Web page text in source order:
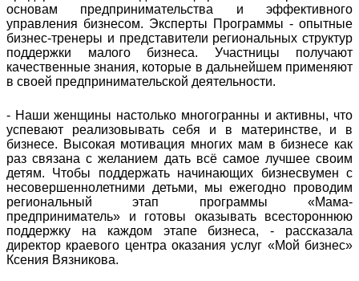
основам предпринимательства и эффективного
управления бизнесом. Эксперты Программы - опытные
бизнес-тренеры и представители региональных структур
поддержки малого бизнеса. Участницы получают
качественные знания, которые в дальнейшем применяют
в своей предпринимательской деятельности.
- Наши женщины настолько многогранны и активны, что
успевают реализовывать себя и в материнстве, и в
бизнесе. Высокая мотивация многих мам в бизнесе как
раз связана с желанием дать всё самое лучшее своим
детям. Чтобы поддержать начинающих бизнесвумен с
несовершеннолетними детьми, мы ежегодно проводим
региональный этап программы «Мама-
предприниматель» и готовы оказывать всестороннюю
поддержку на каждом этапе бизнеса, - рассказала
директор краевого центра оказания услуг «Мой бизнес»
Ксения Вязникова.